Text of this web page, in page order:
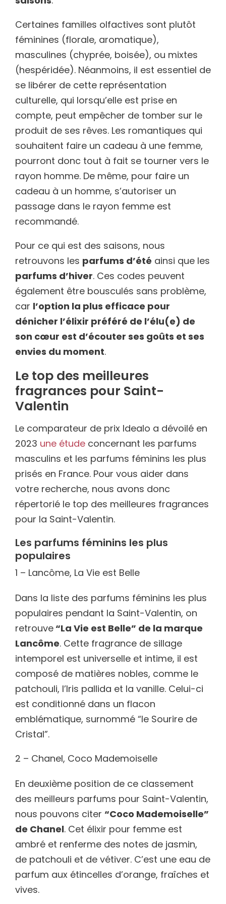
Certaines familles olfactives sont plutôt
féminines (florale, aromatique),
masculines (chyprée, boisée), ou mixtes
(hespéridée). Néanmoins, il est essentiel de
se libérer de cette représentation
culturelle, qui lorsqu’elle est prise en
compte, peut empêcher de tomber sur le
produit de ses rêves. Les romantiques qui
souhaitent faire un cadeau à une femme,
pourront donc tout à fait se tourner vers le
rayon homme. De même, pour faire un
cadeau à un homme, s’autoriser un
passage dans le rayon femme est
recommandé.
Pour ce qui est des saisons, nous
retrouvons les parfums d’été ainsi que les
parfums d’hiver. Ces codes peuvent
également être bousculés sans problème,
car l’option la plus efficace pour
dénicher l’élixir préféré de l’élu(e) de
son cœur est d’écouter ses goûts et ses
envies du moment.
Le top des meilleures
fragrances pour Saint-
Valentin
Le comparateur de prix Idealo a dévoilé en
2023 une étude concernant les parfums
masculins et les parfums féminins les plus
prisés en France. Pour vous aider dans
votre recherche, nous avons donc
répertorié le top des meilleures fragrances
pour la Saint-Valentin.
Les parfums féminins les plus
populaires
1 – Lancôme, La Vie est Belle
Dans la liste des parfums féminins les plus
populaires pendant la Saint-Valentin, on
retrouve “La Vie est Belle” de la marque
Lancôme. Cette fragrance de sillage
intemporel est universelle et intime, il est
composé de matières nobles, comme le
patchouli, l’Iris pallida et la vanille. Celui-ci
est conditionné dans un flacon
emblématique, surnommé “le Sourire de
Cristal”.
2 – Chanel, Coco Mademoiselle
En deuxième position de ce classement
des meilleurs parfums pour Saint-Valentin,
nous pouvons citer “Coco Mademoiselle”
de Chanel. Cet élixir pour femme est
ambré et renferme des notes de jasmin,
de patchouli et de vétiver. C’est une eau de
parfum aux étincelles d’orange, fraîches et
vives.